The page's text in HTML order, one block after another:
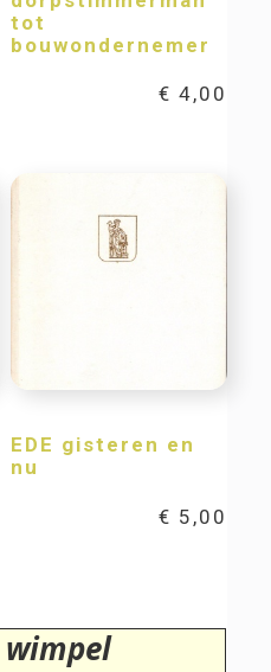
tot
bouwondernemer
€ 4,00
EDE gisteren en
nu
€ 5,00
wimpel